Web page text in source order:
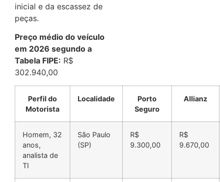
inicial e da escassez de
peças.
Preço médio do veículo
em 2026 segundo a
Tabela FIPE: R$
302.940,00
Perfil do
Motorista
Localidade
Porto
Seguro
Allianz
Homem, 32
anos,
analista de
TI
São Paulo
(SP)
R$
9.300,00
R$
9.670,00